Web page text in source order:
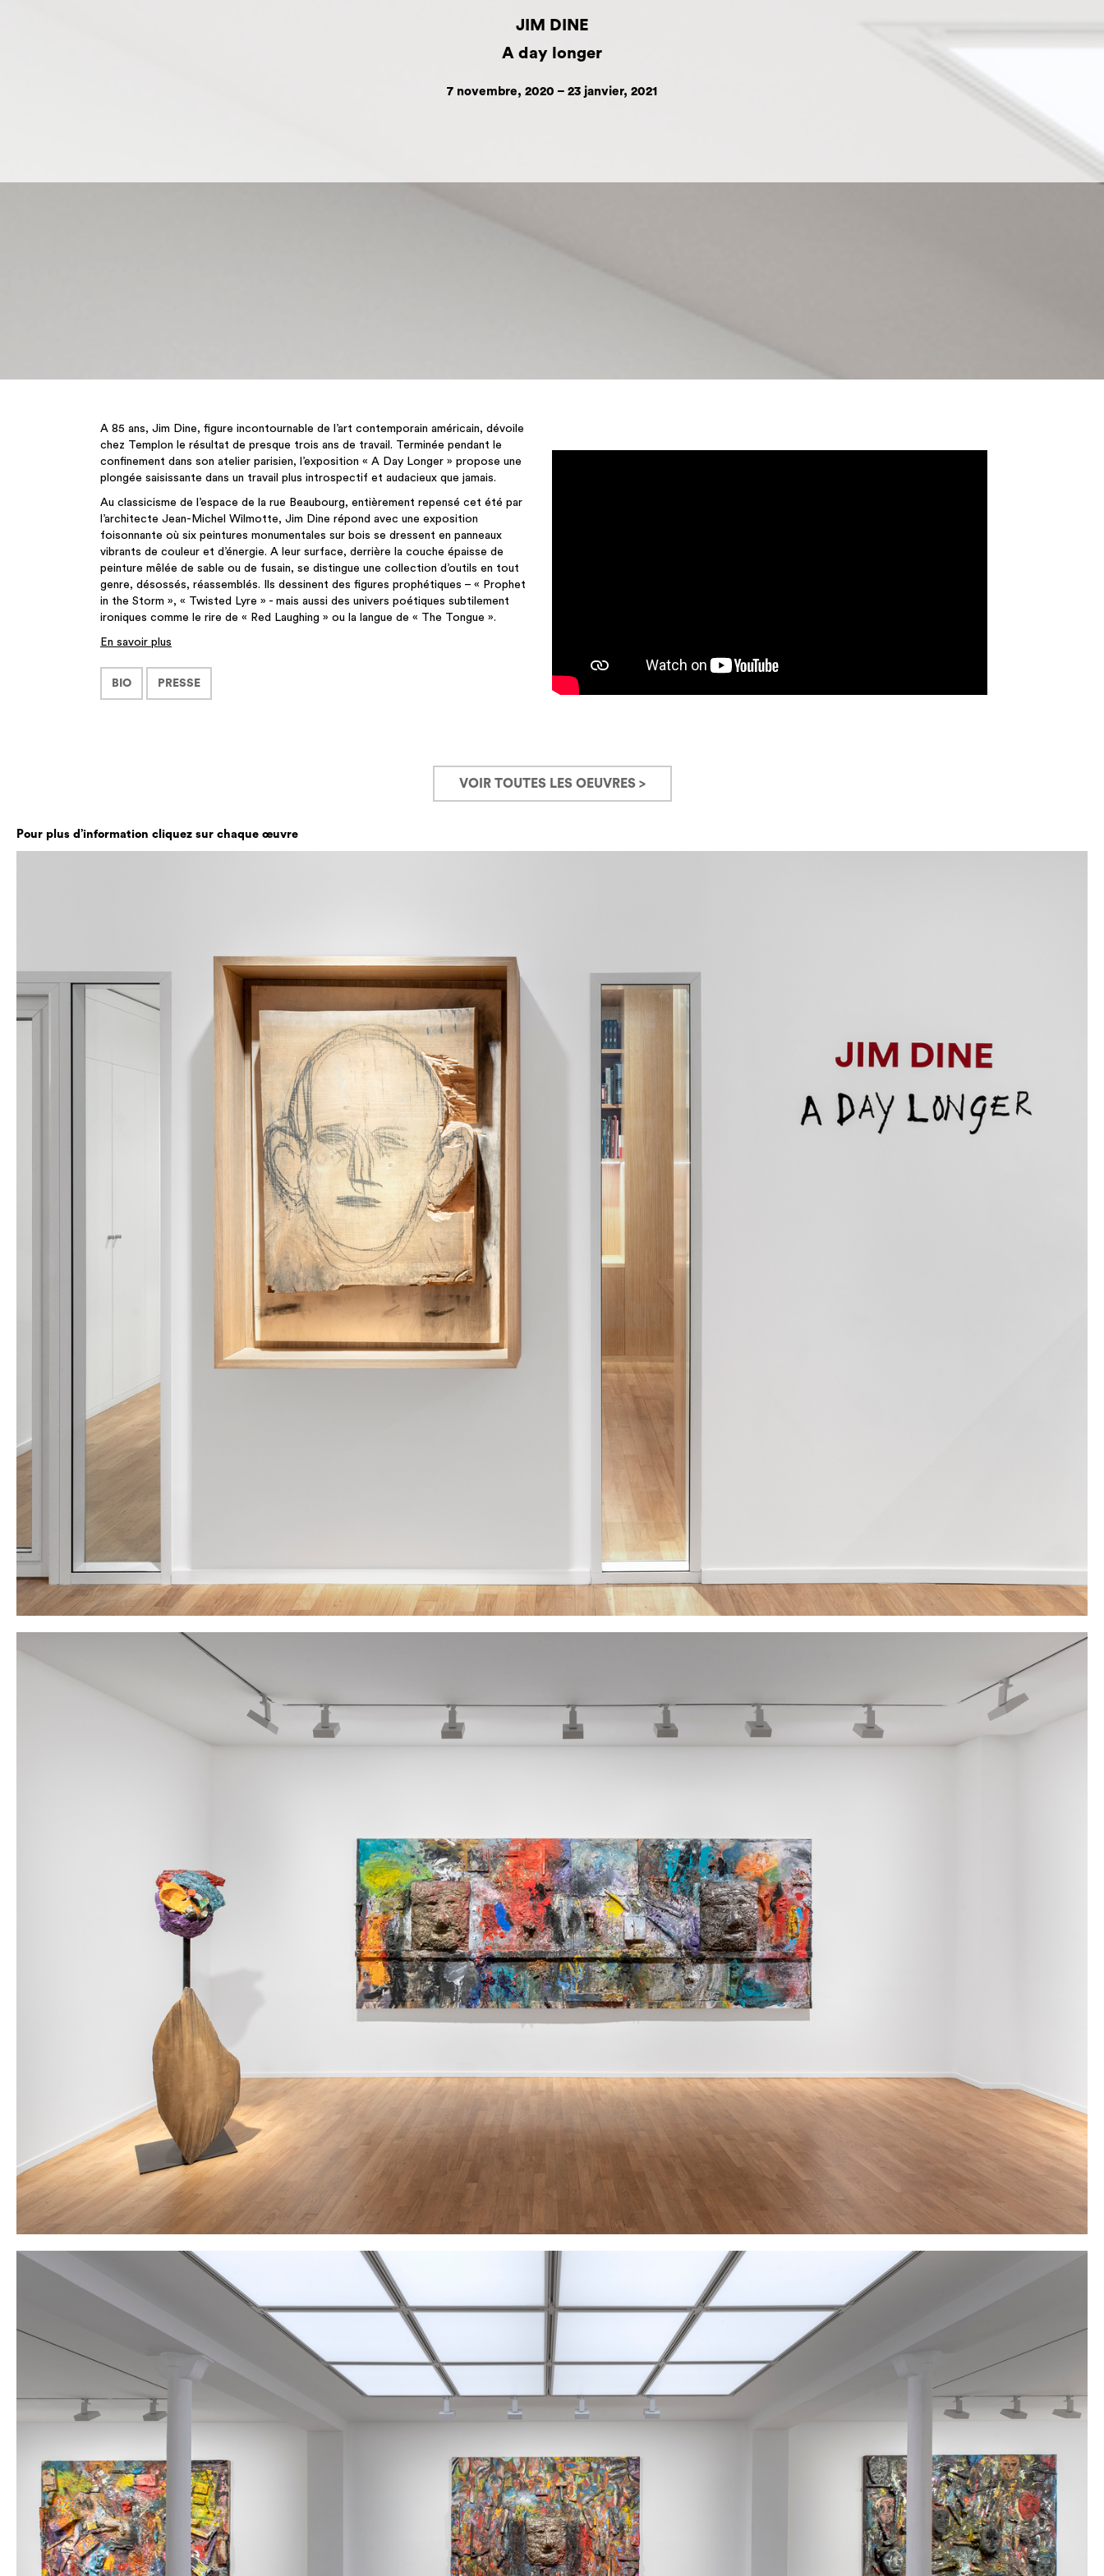
JIM DINE
A day longer
7 novembre, 2020 – 23 janvier, 2021
A 85 ans, Jim Dine, figure incontournable de l’art contemporain américain, dévoile
chez Templon le résultat de presque trois ans de travail. Terminée pendant le
confinement dans son atelier parisien, l’exposition « A Day Longer » propose une
plongée saisissante dans un travail plus introspectif et audacieux que jamais.
Au classicisme de l’espace de la rue Beaubourg, entièrement repensé cet été par
l’architecte Jean-Michel Wilmotte, Jim Dine répond avec une exposition
foisonnante où six peintures monumentales sur bois se dressent en panneaux
vibrants de couleur et d’énergie. A leur surface, derrière la couche épaisse de
peinture mêlée de sable ou de fusain, se distingue une collection d’outils en tout
genre, désossés, réassemblés. Ils dessinent des figures prophétiques – « Prophet
in the Storm », « Twisted Lyre » - mais aussi des univers poétiques subtilement
ironiques comme le rire de « Red Laughing » ou la langue de « The Tongue ».
En savoir plus
BIO PRESSE
VOIR TOUTES LES OEUVRES >
Pour plus d’information cliquez sur chaque œuvre